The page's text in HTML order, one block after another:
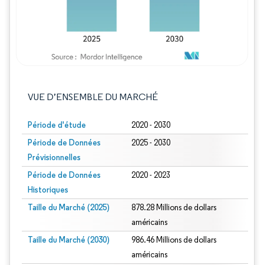
VUE D’ENSEMBLE DU MARCHÉ
Période d'étude 2020 - 2030
Période de Données
Prévisionnelles
2025 - 2030
Période de Données
Historiques
2020 - 2023
Taille du Marché (2025)
878.28 Millions de dollars
américains
Taille du Marché (2030)
986.46 Millions de dollars
américains